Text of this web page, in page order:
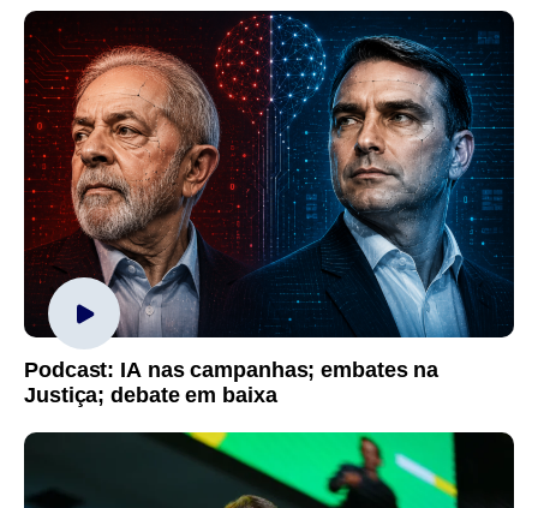
Podcast: IA nas campanhas; embates na
Justiça; debate em baixa